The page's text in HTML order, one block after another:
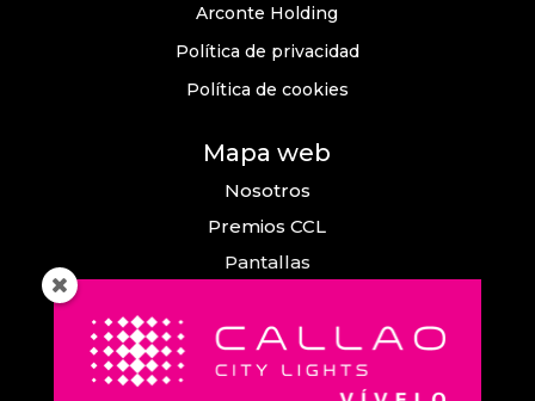
Arconte Holding
Política de privacidad
Política de cookies
Mapa web
Nosotros
Premios CCL
Pantallas
Comunicación
Callao City Arts